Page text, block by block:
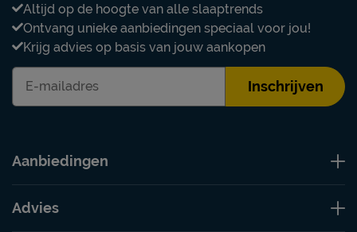
Altijd op de hoogte van alle slaaptrends
Ontvang unieke aanbiedingen speciaal voor jou!
Krijg advies op basis van jouw aankopen
Inschrijven
Aanbiedingen
Advies